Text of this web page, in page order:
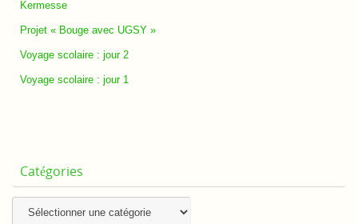
Kermesse
Projet « Bouge avec UGSY »
Voyage scolaire : jour 2
Voyage scolaire : jour 1
Catégories